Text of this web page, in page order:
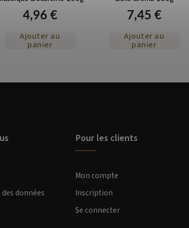
4,96 €
Ajouter au
panier
7,45 €
Ajouter au
panier
données
Pour les clients
Mon compte
Inscription
Se connecter